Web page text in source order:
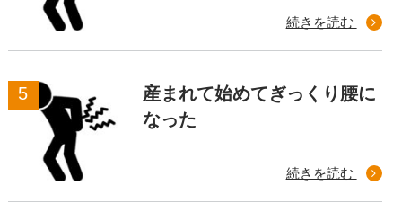
続きを読む
産まれて始めてぎっくり腰に
なった
続きを読む